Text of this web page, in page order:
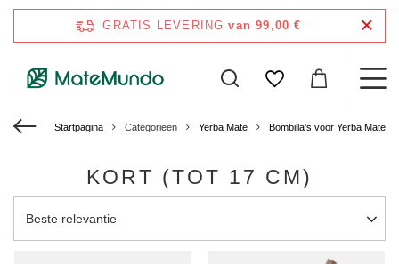
GRATIS LEVERING van 99,00 €
Startpagina Categorieën Yerba Mate Bombilla's voor Yerba Mate
KORT (TOT 17 CM)
Sortering wijzigen
Beste relevantie